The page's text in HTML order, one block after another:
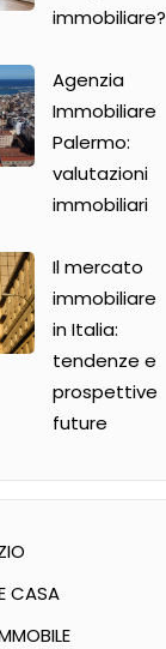
immobiliare?
Agenzia
Immobiliare
Palermo:
valutazioni
immobiliari
Il mercato
immobiliare
in Italia:
tendenze e
prospettive
future
CASA